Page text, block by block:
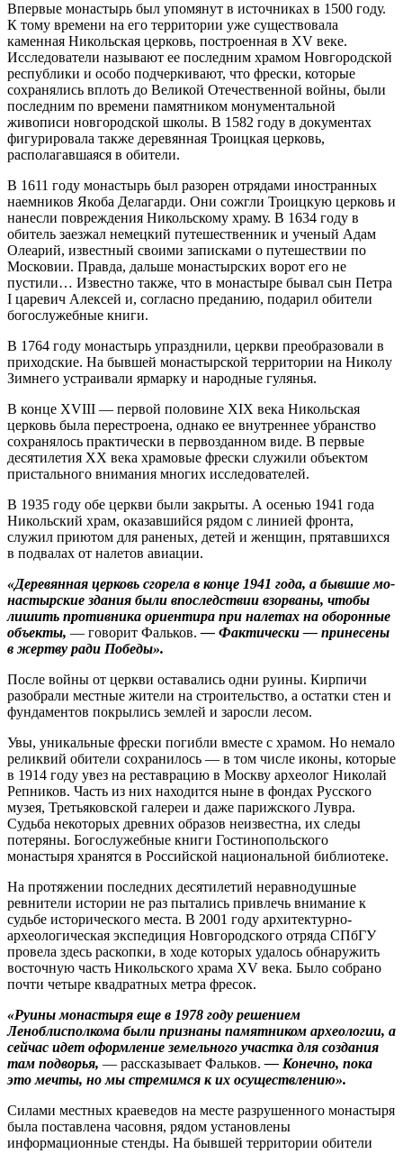
Впервые монастырь был упомянут в источниках в 1500 году.
К тому времени на его территории уже существовала
каменная Никольская церковь, построенная в XV веке.
Исследователи называют ее последним храмом Новгородской
республики и особо подчеркивают, что фрес­ки, которые
сохранялись вплоть до Великой Отечественной войны, были
последним по времени памятником монументальной
живописи новгородской школы. В 1582 году в документах
фигурировала также деревянная Троицкая церковь,
располагавшаяся в обители.
В 1611 году монастырь был разорен отрядами иностранных
наемников Якоба Делагарди. Они сожгли Троицкую церковь и
нанесли повреждения Никольскому храму. В 1634 году в
обитель заезжал немецкий путешественник и ученый Адам
Олеарий, известный своими записками о путешествии по
Московии. Правда, дальше монастырских ворот его не
пустили… Известно также, что в монастыре бывал сын Петра
I царевич Алексей и, согласно преданию, подарил обители
богослужебные книги.
В 1764 году монастырь упразднили, церкви преобразовали в
приходские. На бывшей монастырской территории на Николу
Зимнего устраивали ярмарку и народные гулянья.
В конце XVIII — первой половине XIX века Никольская
церковь была перестроена, однако ее внутреннее убранство
сохранялось практически в первозданном виде. В первые
десятилетия ХХ века храмовые фрес­ки служили объектом
пристального внимания многих исследователей.
В 1935 году обе церкви были закрыты. А осенью 1941 года
Никольский храм, оказавшийся рядом с линией фронта,
служил приютом для раненых, детей и женщин, прятавшихся
в подвалах от налетов авиации.
«Деревянная церковь сгорела в конце 1941 года, а бывшие мо­
настырские здания были впоследствии взорваны, чтобы
лишить противника ориентира при налетах на оборонные
объекты, — говорит Фальков.— Фактически — принесены
в жертву ради Победы».
После войны от церкви оставались одни руины. Кирпичи
разобрали местные жители на строительство, а остатки стен и
фундаментов покрылись землей и заросли лесом.
Увы, уникальные фрески погибли вместе с храмом. Но немало
реликвий обители сохранилось — в том числе иконы, которые
в 1914 году увез на реставрацию в Москву археолог Николай
Репников. Часть из них находится ныне в фондах Русского
музея, Третьяковской галереи и даже парижского Лувра.
Судьба некоторых древних образов неизвестна, их следы
потеряны. Богослужебные книги Гостинопольского
монастыря хранятся в Российской национальной библиотеке.
На протяжении последних десятилетий неравнодушные
ревнители истории не раз пытались привлечь внимание к
судьбе исторического места. В 2001 году архитектурно-
археологическая экспедиция Новгородского отряда СПбГУ
провела здесь раскопки, в ходе которых удалось обнаружить
восточную часть Никольского храма XV века. Было собрано
почти четыре квадратных метра фресок.
«Руины монастыря еще в 1978 году решением
Леноблисполкома были признаны памятником археологии, а
сейчас идет оформление земельного участка для создания
там подворья, — рассказывает Фальков.— Конечно, пока
это мечты, но мы стремимся к их осуществлению».
Силами местных краеведов на месте разрушенного монастыря
была поставлена часовня, рядом установлены
информационные стенды. На бывшей территории обители